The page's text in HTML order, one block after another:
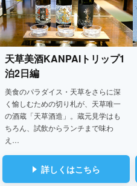
天草美酒KANPAIトリップ1
泊2日編
美食のパラダイス・天草をさらに深
く愉しむための切り札が、天草唯一
の酒蔵「天草酒造」。蔵元見学はも
ちろん、試飲からランチまで味わ
え…
詳しくはこちら